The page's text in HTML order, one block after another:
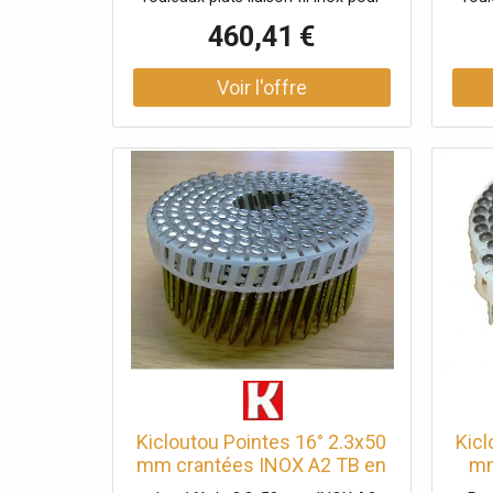
460,41 €
Kicloutou Pointes 16° 2.3x50
mm crantées INOX A2 TB en
rouleaux plats fil PVC X 5250